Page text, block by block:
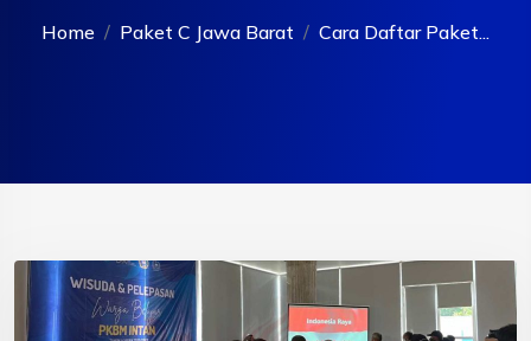
Home Paket C Jawa Barat Cara Daftar Paket...